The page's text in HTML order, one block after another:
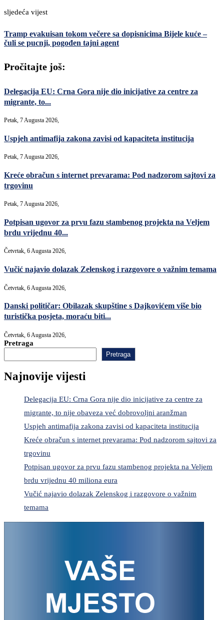
sljedeća vijest
Tramp evakuisan tokom večere sa dopisnicima Bijele kuće –
čuli se pucnji, pogođen tajni agent
Pročitajte još:
Delegacija EU: Crna Gora nije dio inicijative za centre za
migrante, to...
Petak, 7 Augusta 2026,
Uspjeh antimafija zakona zavisi od kapaciteta institucija
Petak, 7 Augusta 2026,
Kreće obračun s internet prevarama: Pod nadzorom sajtovi za
trgovinu
Petak, 7 Augusta 2026,
Potpisan ugovor za prvu fazu stambenog projekta na Veljem
brdu vrijednu 40...
Četvrtak, 6 Augusta 2026,
Vučić najavio dolazak Zelenskog i razgovore o važnim temama
Četvrtak, 6 Augusta 2026,
Danski političar: Obilazak skupštine s Dajkovićem više bio
turistička posjeta, moraću biti...
Četvrtak, 6 Augusta 2026,
Pretraga
Pretraga
Najnovije vijesti
Delegacija EU: Crna Gora nije dio inicijative za centre za
migrante, to nije obaveza već dobrovoljni aranžman
Uspjeh antimafija zakona zavisi od kapaciteta institucija
Kreće obračun s internet prevarama: Pod nadzorom sajtovi za
trgovinu
Potpisan ugovor za prvu fazu stambenog projekta na Veljem
brdu vrijednu 40 miliona eura
Vučić najavio dolazak Zelenskog i razgovore o važnim
temama